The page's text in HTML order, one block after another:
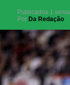
Publicados 1
Por Da Redação